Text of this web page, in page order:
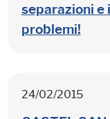
separazioni e
problemi!
24/02/2015